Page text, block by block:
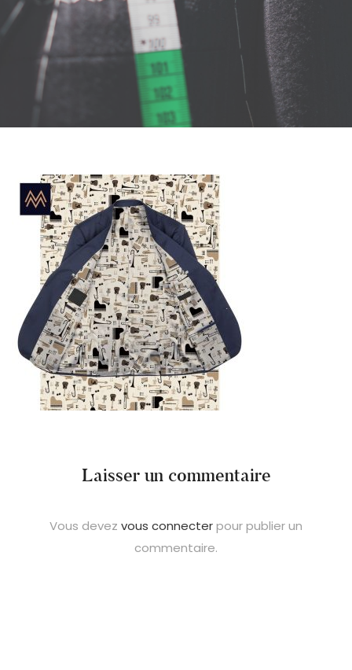
Laisser un commentaire
Vous devez vous connecterpour publier un
commentaire.